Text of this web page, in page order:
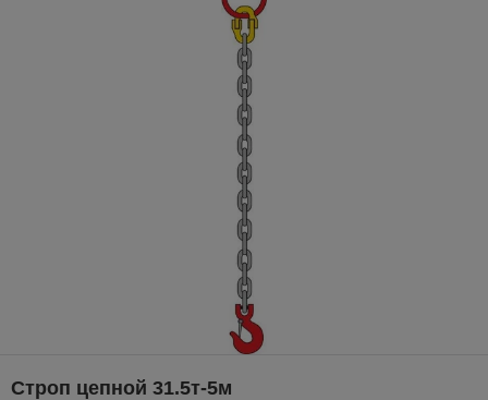
Строп цепной 31.5т-5м